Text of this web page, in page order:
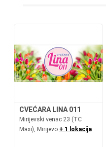
CVEĆARA LINA 011
Mirijevski venac 23 (TC
Maxi), Mirijevo + 1 lokacija